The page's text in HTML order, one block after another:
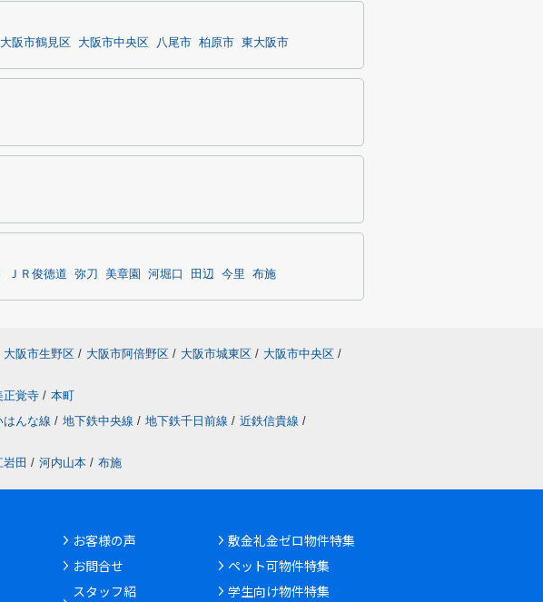
大阪市鶴見区 大阪市中央区 八尾市 柏原市 東大阪市
ＪＲ俊徳道 弥刀 美章園 河堀口 田辺 今里 布施
大阪市生野区 / 大阪市阿倍野区 / 大阪市城東区 / 大阪市中央区 /
正覚寺 / 本町
はんな線 / 地下鉄中央線 / 地下鉄千日前線 / 近鉄信貴線 /
田 / 河内山本 / 布施
お客様の声
お問合せ
スタッフ紹
敷金礼金ゼロ物件特集
ペット可物件特集
学生向け物件特集